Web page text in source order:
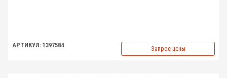
АРТИКУЛ: 1397584 Запрос цены